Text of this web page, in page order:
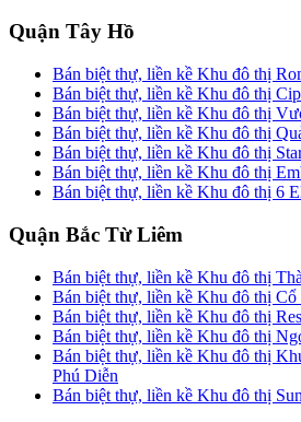
Quận Tây Hồ
Bán biệt thự, liền kề Khu đô thị
Bán biệt thự, liền kề Khu đô thị
Bán biệt thự, liền kề Khu đô thị
Bán biệt thự, liền kề Khu đô thị
Bán biệt thự, liền kề Khu đô thị
Bán biệt thự, liền kề Khu đô thị
Bán biệt thự, liền kề Khu đô thị 6
Quận Bắc Từ Liêm
Bán biệt thự, liền kề Khu đô thị
Bán biệt thự, liền kề Khu đô thị
Bán biệt thự, liền kề Khu đô thị
Bán biệt thự, liền kề Khu đô thị
Bán biệt thự, liền kề Khu đô thị
Phú Diễn
Bán biệt thự, liền kề Khu đô thị